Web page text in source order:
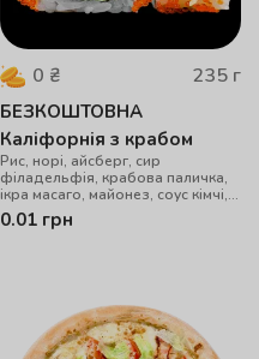
0 ₴ 235 г
БЕЗКОШТОВНА
Каліфорнія з крабом
Рис, норі, айсберг, сир
філадельфія, крабова паличка,
ікра масаго, майонез, соус кімчі,
кунжут
0.01 грн